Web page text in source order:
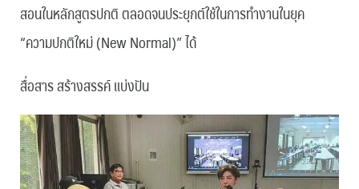
สอนในหลักสูตรปกติ ตลอดจนประยุกต์ใช้ในการทำงานในยุค
“ความปกติใหม่ (New Normal)” ได้
สื่อสาร สร้างสรรค์ แบ่งปัน